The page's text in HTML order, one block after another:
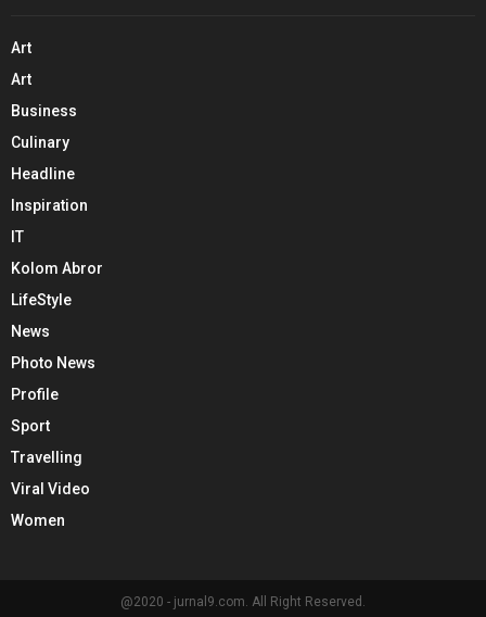
Art
Art
Business
Culinary
Headline
Inspiration
IT
Kolom Abror
LifeStyle
News
Photo News
Profile
Sport
Travelling
Viral Video
Women
@2020 - jurnal9.com. All Right Reserved.